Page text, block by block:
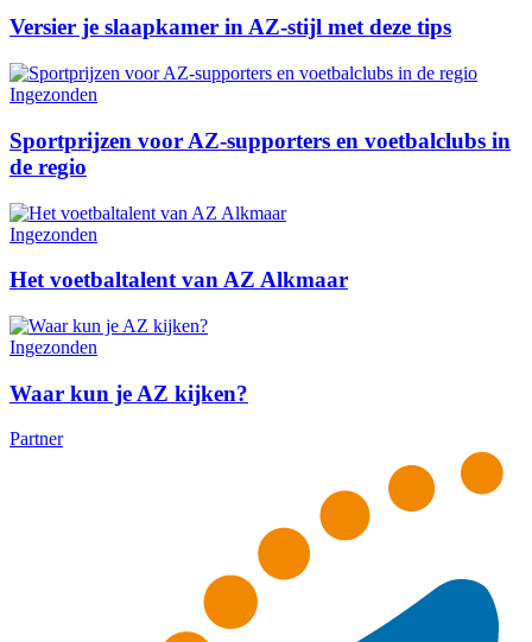
Versier je slaapkamer in AZ-stijl met deze tips
Ingezonden
Sportprijzen voor AZ-supporters en voetbalclubs in
de regio
Ingezonden
Het voetbaltalent van AZ Alkmaar
Ingezonden
Waar kun je AZ kijken?
Partner